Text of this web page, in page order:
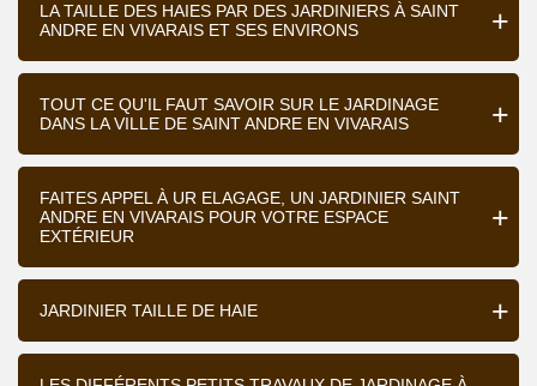
LA TAILLE DES HAIES PAR DES JARDINIERS À SAINT
ANDRE EN VIVARAIS ET SES ENVIRONS
TOUT CE QU'IL FAUT SAVOIR SUR LE JARDINAGE
DANS LA VILLE DE SAINT ANDRE EN VIVARAIS
FAITES APPEL À UR ELAGAGE, UN JARDINIER SAINT
ANDRE EN VIVARAIS POUR VOTRE ESPACE
EXTÉRIEUR
JARDINIER TAILLE DE HAIE